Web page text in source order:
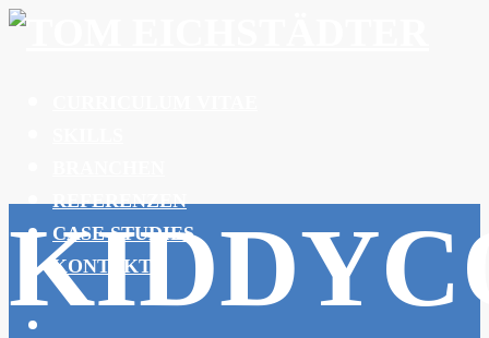
REFERENZEN
CASE STUDIES
KONTAKT